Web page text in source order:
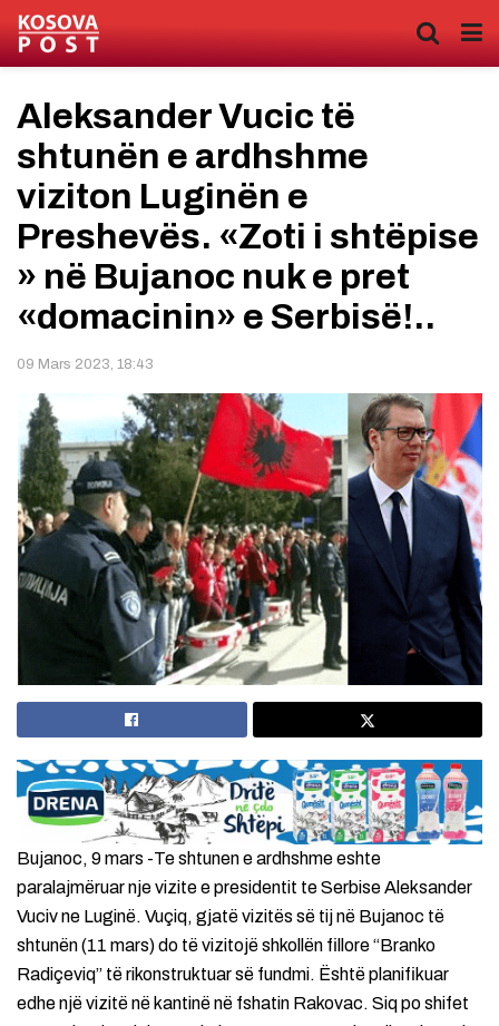
Aleksander Vucic të
shtunën e ardhshme
viziton Luginën e
Preshevës. «Zoti i shtëpise
» në Bujanoc nuk e pret
«domacinin» e Serbisë!..
09 Mars 2023, 18:43
Bujanoc, 9 mars -Te shtunen e ardhshme eshte
paralajmëruar nje vizite e presidentit te Serbise Aleksander
Vuciv ne Luginë. Vuçiq, gjatë vizitës së tij në Bujanoc të
shtunën (11 mars) do të vizitojë shkollën fillore “Branko
Radiçeviq” të rikonstruktuar së fundmi. Është planifikuar
edhe një vizitë në kantinë në fshatin Rakovac. Siq po shifet